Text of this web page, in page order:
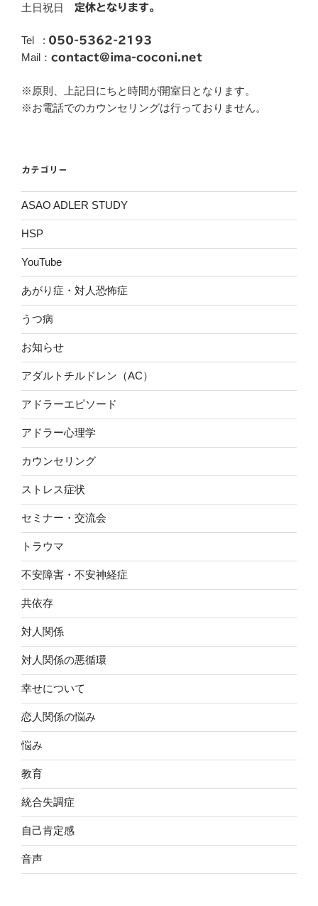
土日祝日 定休となります。
Tel : 050-5362-2193
Mail： contact@ima-coconi.net
※原則、上記日にちと時間が開室日となります。
※お電話でのカウンセリングは行っておりません。
カテゴリー
ASAO ADLER STUDY
HSP
YouTube
あがり症・対人恐怖症
うつ病
お知らせ
アダルトチルドレン（AC）
アドラーエピソード
アドラー心理学
カウンセリング
ストレス症状
セミナー・交流会
トラウマ
不安障害・不安神経症
共依存
対人関係
対人関係の悪循環
幸せについて
恋人関係の悩み
悩み
教育
統合失調症
自己肯定感
音声